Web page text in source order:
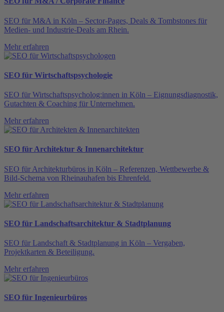
SEO für M&A in Köln – Sector-Pages, Deals & Tombstones für
Medien- und Industrie-Deals am Rhein.
Mehr erfahren
SEO für Wirtschaftspsychologie
SEO für Wirtschaftspsycholog:innen in Köln – Eignungsdiagnostik,
Gutachten & Coaching für Unternehmen.
Mehr erfahren
SEO für Architektur & Innenarchitektur
SEO für Architekturbüros in Köln – Referenzen, Wettbewerbe &
Bild-Schema von Rheinauhafen bis Ehrenfeld.
Mehr erfahren
SEO für Landschaftsarchitektur & Stadtplanung
SEO für Landschaft & Stadtplanung in Köln – Vergaben,
Projektkarten & Beteiligung.
Mehr erfahren
SEO für Ingenieurbüros